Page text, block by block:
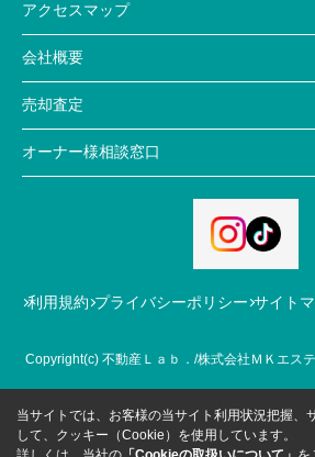
アクセスマップ
会社概要
売却査定
オーナー様相談窓口
利用規約 プライバシーポリシー サイト
Copyright(c) 不動産Ｌａｂ．/株式会社ＭＫエス
当サイトでは、お客様の当サイト利用状況把握、
して、クッキー（Cookie）を使用しています。